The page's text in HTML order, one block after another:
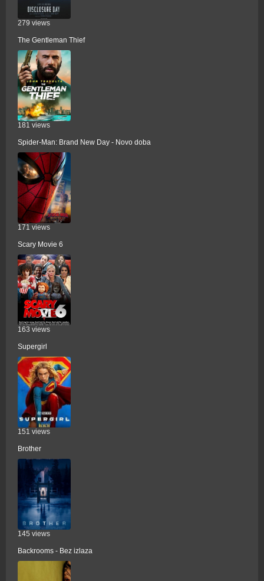
279 views
The Gentleman Thief
181 views
Spider-Man: Brand New Day - Novo doba
171 views
Scary Movie 6
163 views
Supergirl
151 views
Brother
145 views
Backrooms - Bez izlaza